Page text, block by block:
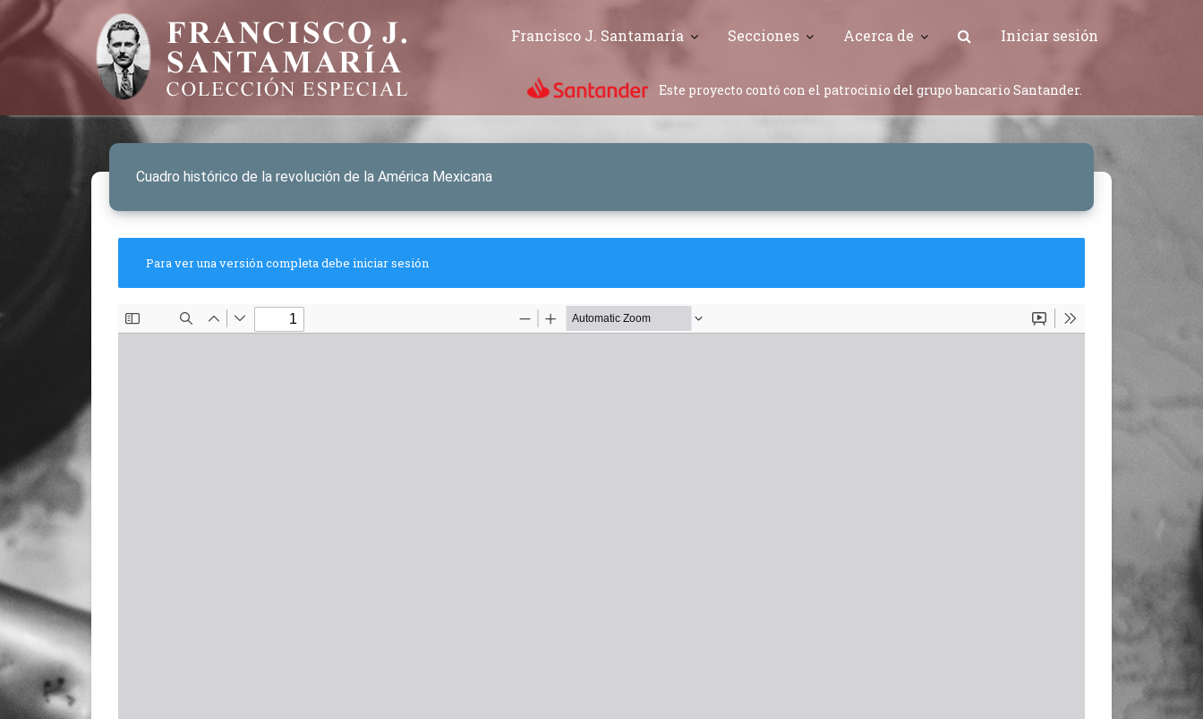
Francisco J. Santamaría Secciones Acerca de Iniciar sesión
Este proyecto contó con el patrocinio del grupo bancario Santander.
Cuadro histórico de la revolución de la América Mexicana
Para ver una versión completa debe iniciar sesión